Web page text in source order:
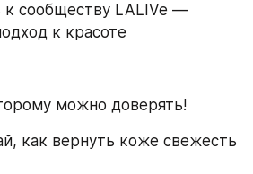
к сообществу LALIVe —
к красоте
можно доверять!
как вернуть коже свежесть